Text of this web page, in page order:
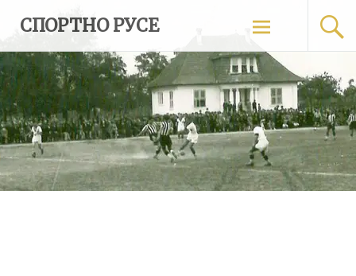
content
СПОРТНО РУСЕ